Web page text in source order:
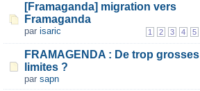
[Framaganda] migration vers
Framaganda
1 2 3 4 5
par isaric
FRAMAGENDA : De trop grosses
limites ?
par sapn